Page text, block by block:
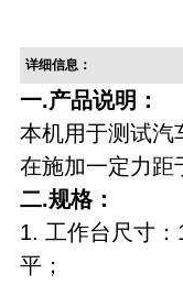
详细信息：
一.产品说明：
本机用于测试汽
在施加一定力距
二.规格：
1. 工作台尺寸
平；